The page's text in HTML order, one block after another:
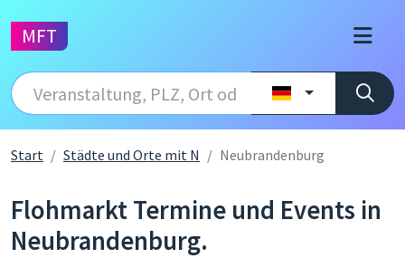
MFT
Start Städte und Orte mit N Neubrandenburg
Flohmarkt Termine und Events in
Neubrandenburg.